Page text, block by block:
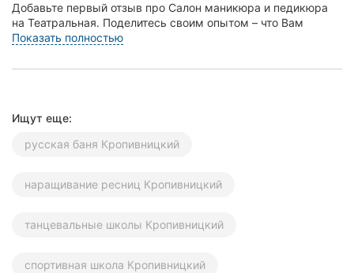
Черновцы
Луцк
Добавьте первый отзыв про Салон маникюра и педикюра
на Театральная. Поделитесь своим опытом – что Вам
понравилось, а что нет! Это поможет другим жите...
Показать полностью
Ищут еще:
русская баня Кропивницкий
наращивание ресниц Кропивницкий
танцевальные школы Кропивницкий
спортивная школа Кропивницкий